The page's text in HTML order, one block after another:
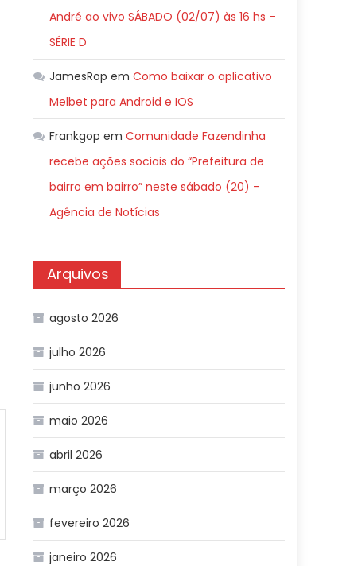
André ao vivo SÁBADO (02/07) às 16 hs –
SÉRIE D
JamesRop emComo baixar o aplicativo
Melbet para Android e IOS
Frankgop emComunidade Fazendinha
recebe ações sociais do “Prefeitura de
bairro em bairro” neste sábado (20) –
Agência de Notícias
Arquivos
agosto 2026
julho 2026
junho 2026
maio 2026
abril 2026
março 2026
fevereiro 2026
janeiro 2026